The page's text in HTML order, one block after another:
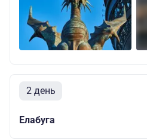
2 день
Елабуга